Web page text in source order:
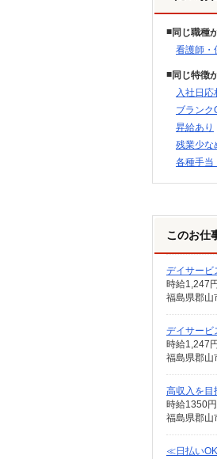
同じ職種
看護師・
同じ特徴
入社日応
ブランク
昇給あり
残業少な
各種手当
このお仕
デイサー
時給1,247
福島県郡山
デイサー
時給1,247
福島県郡山
高収入を目
時給1350
福島県郡山
≪日払い